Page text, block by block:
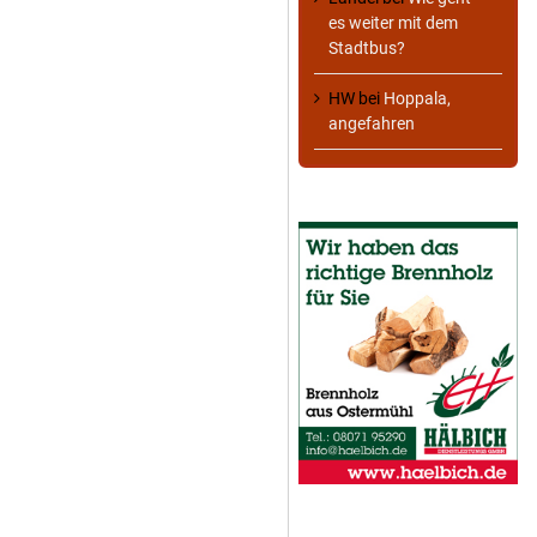
es weiter mit dem
Stadtbus?
HW bei Hoppala,
angefahren